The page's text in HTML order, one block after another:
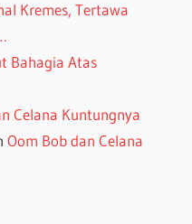
Kremes, Tertawa
Bahagia Atas
Celana Kuntungnya
Oom Bob dan Celana